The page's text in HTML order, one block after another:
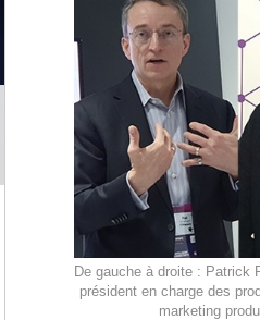
De gauche à droite : Patrick
président en charge des
marketing